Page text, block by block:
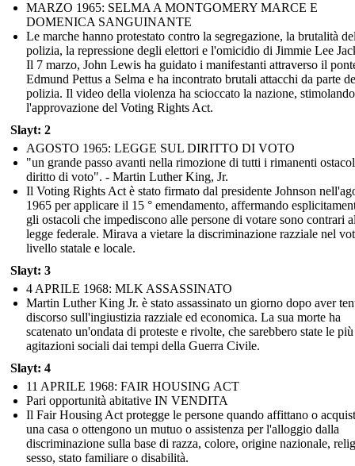
MARZO 1965: SELMA A MONTGOMERY MARCE E
DOMENICA SANGUINANTE
Le marche hanno protestato contro la segregazione, la brutalità
polizia, la repressione degli elettori e l'omicidio di Jimmie Lee
Il 7 marzo, John Lewis ha guidato i manifestanti attraverso il
Edmund Pettus a Selma e ha incontrato brutali attacchi da parte
polizia. Il video della violenza ha scioccato la nazione, stimolando
l'approvazione del Voting Rights Act.
Slayt: 2
AGOSTO 1965: LEGGE SUL DIRITTO DI VOTO
"un grande passo avanti nella rimozione di tutti i rimanenti
diritto di voto". - Martin Luther King, Jr.
Il Voting Rights Act è stato firmato dal presidente Johnson
1965 per applicare il 15 ° emendamento, affermando
gli ostacoli che impediscono alle persone di votare sono contrari
legge federale. Mirava a vietare la discriminazione razziale nel
livello statale e locale.
Slayt: 3
4 APRILE 1968: MLK ASSASSINATO
Martin Luther King Jr. è stato assassinato un giorno dopo aver
discorso sull'ingiustizia razziale ed economica. La sua morte ha
scatenato un'ondata di proteste e rivolte, che sarebbero state le
agitazioni sociali dai tempi della Guerra Civile.
Slayt: 4
11 APRILE 1968: FAIR HOUSING ACT
Pari opportunità abitative IN VENDITA
Il Fair Housing Act protegge le persone quando affittano o
una casa o ottengono un mutuo o assistenza per l'alloggio dalla
discriminazione sulla base di razza, colore, origine nazionale,
sesso, stato familiare o disabilità.